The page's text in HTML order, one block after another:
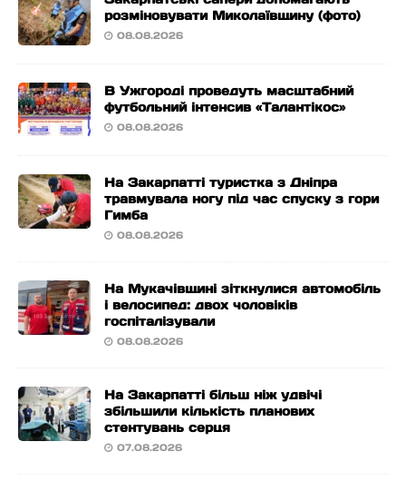
розміновувати Миколаївщину (фото)
08.08.2026
В Ужгороді проведуть масштабний
футбольний інтенсив «Талантікос»
08.08.2026
На Закарпатті туристка з Дніпра
травмувала ногу під час спуску з гори
Гимба
08.08.2026
На Мукачівщині зіткнулися автомобіль
і велосипед: двох чоловіків
госпіталізували
08.08.2026
На Закарпатті більш ніж удвічі
збільшили кількість планових
стентувань серця
07.08.2026